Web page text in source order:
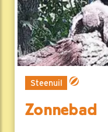
Steenuil
Zonnebad